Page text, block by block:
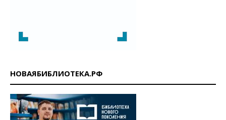
НОВАЯБИБЛИОТЕКА.РФ